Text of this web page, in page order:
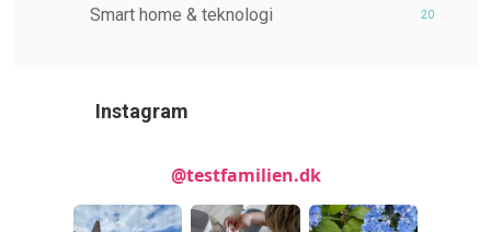
Smart home & teknologi 20
Instagram
@testfamilien.dk